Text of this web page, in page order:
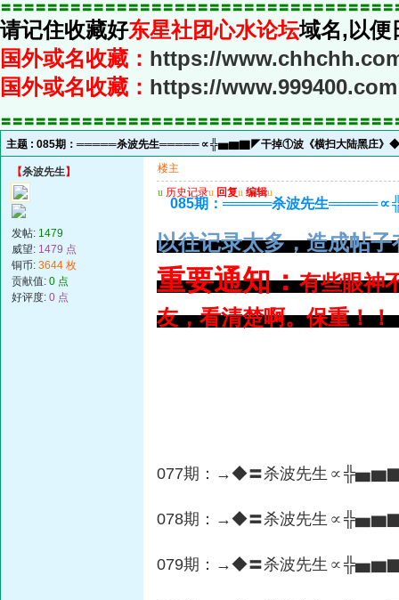
〓〓〓〓〓〓〓〓〓〓〓〓〓〓〓〓〓〓〓〓〓〓〓〓〓〓〓〓〓〓〓〓〓〓
请记住收藏好东星社团心水论坛域名,以便
国外或名收藏： https://
国外或名收藏： https://www.999400.com
〓〓〓〓〓〓〓〓〓〓〓〓〓〓〓〓〓〓〓〓〓〓〓〓〓〓〓〓〓〓〓〓〓〓
主题 : 085期：═════杀波先生═════∝╬▅▆▇◤干掉①波《横扫大陆黑庄》
【杀波先生】
发帖: 1479
威望: 1479 点
铜币: 3644 枚
贡献值: 0 点
好评度: 0 点
楼主
u 历史记录u 回复u 编辑u
085期：═════杀波先生
以往记录太多，造成帖
重要通知：有些眼神
友，看清楚啊。保重！！
077期：→◆〓杀波先生
078期：→◆〓杀波先生
079期：→◆〓杀波先生